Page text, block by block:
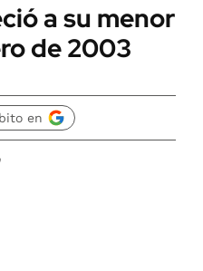
a su menor
de 2003
en